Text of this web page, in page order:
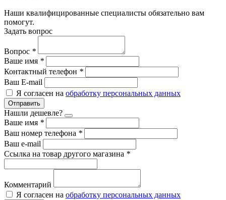
Наши квалифицированные специалисты обязательно вам
помогут.
Задать вопрос
Вопрос *
Ваше имя *
Контактный телефон *
Ваш E-mail
Я согласен на обработку персональных данных
Отправить
Нашли дешевле?
Ваше имя *
Ваш номер телефона *
Ваш e-mail
Ссылка на товар другого магазина *
Комментарий
Я согласен на обработку персональных данных